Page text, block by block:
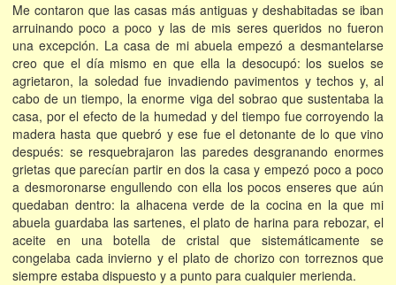
Me contaron que las casas más antiguas y deshabitadas se iban
arruinando poco a poco y las de mis seres queridos no fueron
una excepción. La casa de mi abuela empezó a desmantelarse
creo que el día mismo en que ella la desocupó: los suelos se
agrietaron, la soledad fue invadiendo pavimentos y techos y, al
cabo de un tiempo, la enorme viga del sobrao que sustentaba la
casa, por el efecto de la humedad y del tiempo fue corroyendo la
madera hasta que quebró y ese fue el detonante de lo que vino
después: se resquebrajaron las paredes desgranando enormes
grietas que parecían partir en dos la casa y empezó poco a poco
a desmoronarse engullendo con ella los pocos enseres que aún
quedaban dentro: la alhacena verde de la cocina en la que mi
abuela guardaba las sartenes, el plato de harina para rebozar, el
aceite en una botella de cristal que sistemáticamente se
congelaba cada invierno y el plato de chorizo con torreznos que
siempre estaba dispuesto y a punto para cualquier merienda.